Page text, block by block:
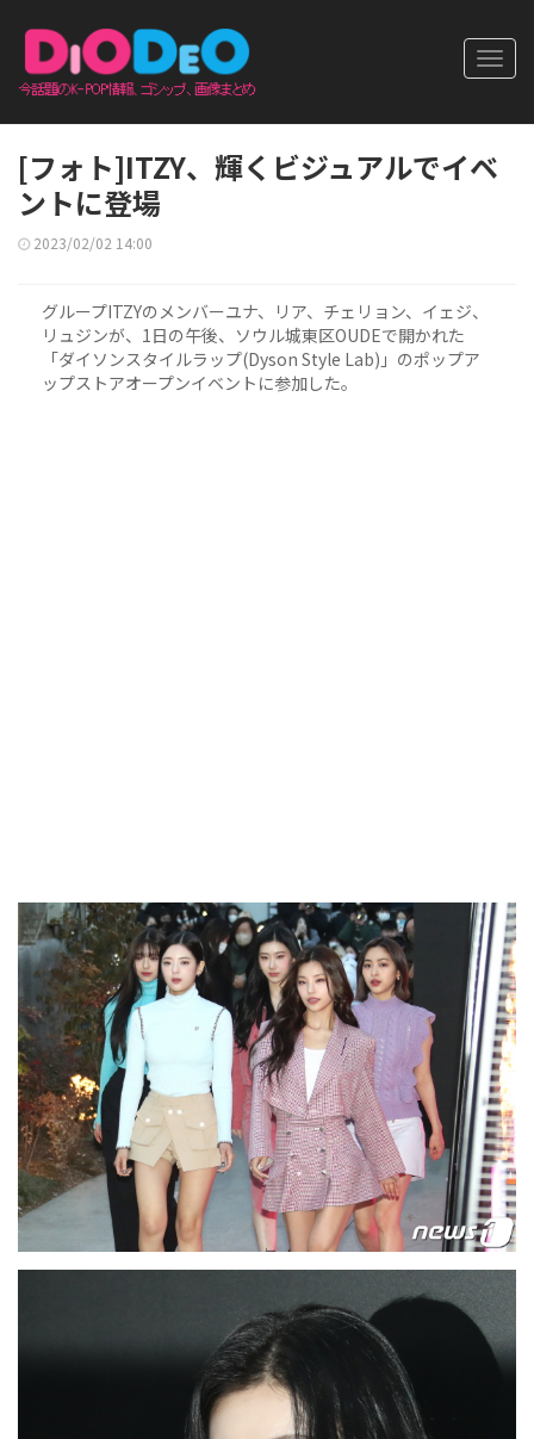
[フォト]ITZY、輝くビジュアルでイベ
ントに登場
2023/02/02 14:00
グループITZYのメンバーユナ、リア、チェリョン、イェジ、
リュジンが、1日の午後、ソウル城東区OUDEで開かれた
「ダイソンスタイルラップ(Dyson Style Lab)」のポップア
ップストアオープンイベントに参加した。